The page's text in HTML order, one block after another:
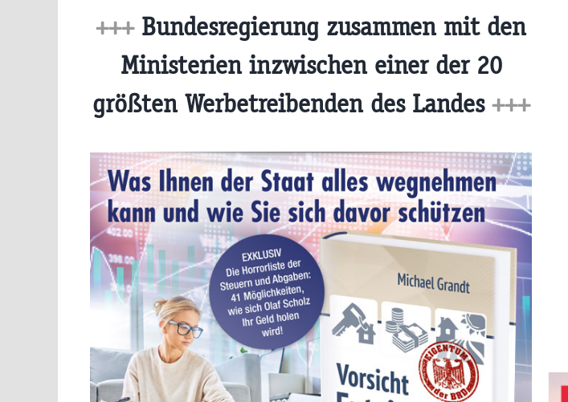
+++Bundesregierung zusammen mit den
Ministerien inzwischen einer der 20
größten Werbetreibenden des Landes +++